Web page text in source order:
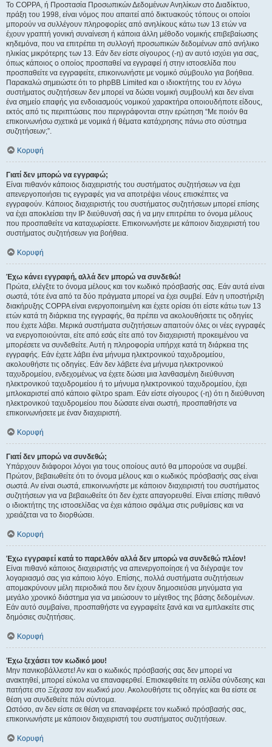
Το COPPA, ή Προστασία Προσωπικών Δεδομένων Ανηλίκων στο Διαδίκτυο,
πράξη του 1998, είναι νόμος που απαιτεί από δικτυακούς τόπους οι οποίοι
μπορούν να συλλέγουν πληροφορίες από ανηλίκους κάτω των 13 ετών να
έχουν γραπτή γονική συναίνεση ή κάποια άλλη μέθοδο νομικής επιβεβαίωσης
κηδεμόνα, που να επιτρέπει τη συλλογή προσωπικών δεδομένων από ανήλικο
ηλικίας μικρότερης των 13. Εάν δεν είστε σίγουρος (-η) αν αυτό ισχύει για σας,
όπως κάποιος ο οποίος προσπαθεί να εγγραφεί ή στην ιστοσελίδα που
προσπαθείτε να εγγραφείτε, επικοινωνήστε με νομικό σύμβουλο για βοήθεια.
Παρακαλώ σημειώστε ότι το phpBB Limited και ο ιδιοκτήτης του εν λόγω
συστήματος συζητήσεων δεν μπορεί να δώσει νομική συμβουλή και δεν είναι
ένα σημείο επαφής για ενδοιασμούς νομικού χαρακτήρα οποιουδήποτε είδους,
εκτός από τις περιπτώσεις που περιγράφονται στην ερώτηση “Με ποιόν θα
επικοινωνήσω σχετικά με νομικά ή θέματα κατάχρησης πάνω στο σύστημα
συζητήσεων;”.
Κορυφή
Γιατί δεν μπορώ να εγγραφώ;
Είναι πιθανόν κάποιος διαχειριστής του συστήματος συζητήσεων να έχει
απενεργοποιήσει τις εγγραφές για να αποτρέψει νέους επισκέπτες να
εγγραφούν. Κάποιος διαχειριστής του συστήματος συζητήσεων μπορεί επίσης
να έχει αποκλείσει την IP διεύθυνσή σας ή να μην επιτρέπει το όνομα μέλους
που προσπαθείτε να καταχωρίσετε. Επικοινωνήστε με κάποιον διαχειριστή του
συστήματος συζητήσεων για βοήθεια.
Κορυφή
Έχω κάνει εγγραφή, αλλά δεν μπορώ να συνδεθώ!
Πρώτα, ελέγξτε το όνομα μέλους και τον κωδικό πρόσβασής σας. Εάν αυτά είναι
σωστά, τότε ένα από τα δύο πράγματα μπορεί να έχει συμβεί. Εάν η υποστήριξη
διακήρυξης COPPA είναι ενεργοποιημένη και έχετε ορίσει ότι είστε κάτω των 13
ετών κατά τη διάρκεια της εγγραφής, θα πρέπει να ακολουθήσετε τις οδηγίες
που έχετε λάβει. Μερικά συστήματα συζητήσεων απαιτούν όλες οι νέες εγγραφές
να ενεργοποιούνται, είτε από εσάς είτε από τον διαχειριστή προκειμένου να
μπορέσετε να συνδεθείτε. Αυτή η πληροφορία υπήρχε κατά τη διάρκεια της
εγγραφής. Εάν έχετε λάβει ένα μήνυμα ηλεκτρονικού ταχυδρομείου,
ακολουθήστε τις οδηγίες. Εάν δεν λάβετε ένα μήνυμα ηλεκτρονικού
ταχυδρομείου, ενδεχομένως να έχετε δώσει μια λανθασμένη διεύθυνση
ηλεκτρονικού ταχυδρομείου ή το μήνυμα ηλεκτρονικού ταχυδρομείου, έχει
μπλοκαριστεί από κάποιο φίλτρο spam. Εάν είστε σίγουρος (-η) ότι η διεύθυνση
ηλεκτρονικού ταχυδρομείου που δώσατε είναι σωστή, προσπαθήστε να
επικοινωνήσετε με έναν διαχειριστή.
Κορυφή
Γιατί δεν μπορώ να συνδεθώ;
Υπάρχουν διάφοροι λόγοι για τους οποίους αυτό θα μπορούσε να συμβεί.
Πρώτον, βεβαιωθείτε ότι το όνομα μέλους και ο κωδικός πρόσβασής σας είναι
σωστά. Αν είναι σωστά, επικοινωνήστε με κάποιον διαχειριστή του συστήματος
συζητήσεων για να βεβαιωθείτε ότι δεν έχετε απαγορευθεί. Είναι επίσης πιθανό
ο ιδιοκτήτης της ιστοσελίδας να έχει κάποιο σφάλμα στις ρυθμίσεις και να
χρειάζεται να το διορθώσει.
Κορυφή
Έχω εγγραφεί κατά το παρελθόν αλλά δεν μπορώ να συνδεθώ πλέον!
Είναι πιθανό κάποιος διαχειριστής να απενεργοποίησε ή να διέγραψε τον
λογαριασμό σας για κάποιο λόγο. Επίσης, πολλά συστήματα συζητήσεων
απομακρύνουν μέλη περιοδικά που δεν έχουν δημοσιεύσει μηνύματα για
μεγάλο χρονικό διάστημα για να μειώσουν το μέγεθος της βάσης δεδομένων.
Εάν αυτό συμβαίνει, προσπαθήστε να εγγραφείτε ξανά και να εμπλακείτε στις
δημόσιες συζητήσεις.
Κορυφή
Έχω ξεχάσει τον κωδικό μου!
Μην πανικοβάλλεστε! Αν και ο κωδικός πρόσβασής σας δεν μπορεί να
ανακτηθεί, μπορεί εύκολα να επαναφερθεί. Επισκεφθείτε τη σελίδα σύνδεσης και
πατήστε στο Ξέχασα τον κωδικό μου. Ακολουθήστε τις οδηγίες και θα είστε σε
θέση να συνδεθείτε πάλι σύντομα.
Ωστόσο, αν δεν είστε σε θέση να επαναφέρετε τον κωδικό πρόσβασής σας,
επικοινωνήστε με κάποιον διαχειριστή του συστήματος συζητήσεων.
Κορυφή